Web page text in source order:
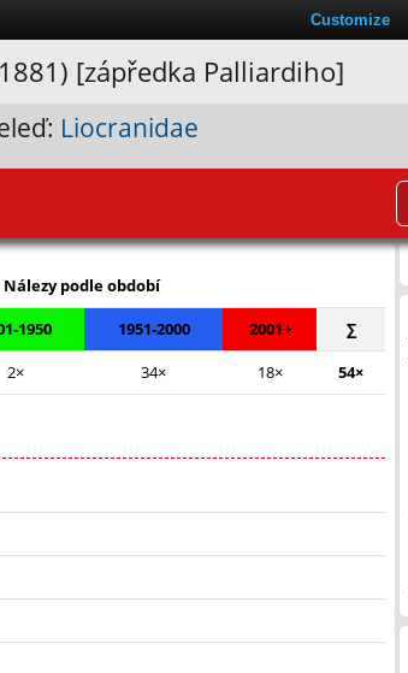
[zápředka Palliardiho]
Liocranidae
Leaflet|© Seznam.cz a.s. a další
Nálezy podle období
1950 1951-2000 2001+
∑
2× 34× 18× 54×
Customize